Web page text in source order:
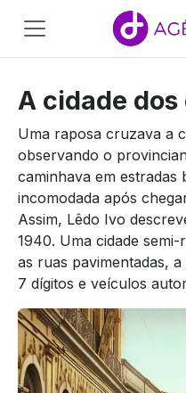
Pular para o conteúdo
Main
Navigation
A cidade dos
Uma raposa cruzava a
observando o
caminhava em estradas
incomodada após
Assim, Lêdo Ivo
1940. Uma cidade
as ruas pavimentadas,
7 dígitos e veículos